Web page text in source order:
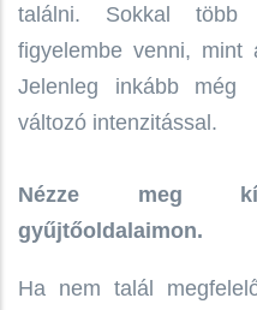
találni. Sokkal több
figyelembe venni, mint
Jelenleg inkább
változó intenzitással.
Nézze meg
gyűjtőoldalaimon.
Ha nem talál